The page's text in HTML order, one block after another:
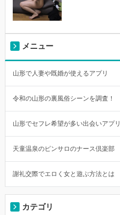
メニュー
山形で人妻や既婚が使えるアプリ
令和の山形の裏風俗シーンを調査！
山形でセフレ希望が多い出会いアプリ
天童温泉のピンサロのナース倶楽部
謝礼交際でエロく女と遊ぶ方法とは
カテゴリ